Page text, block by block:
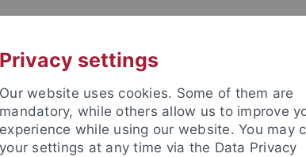
Privacy settings
Our website uses cookies. Some of them are
mandatory, while others allow us to improve
experience while using our website. You may
your settings at any time via the Data Privacy